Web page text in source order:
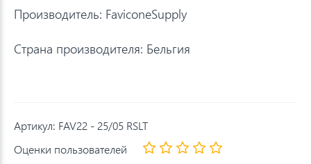
Производитель: FaviconеSupply
Страна производителя: Бельгия
Артикул: FAV22 - 25/05 RSLT
Оценки пользователей